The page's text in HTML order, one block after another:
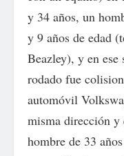
y 34 años, un
y 9 años de edad
Beazley), y en
rodado fue
automóvil
misma dirección y
hombre de 33